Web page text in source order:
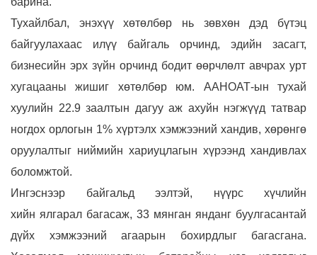
Тухайлбал, энэхүү хөтөлбөр нь зөвхөн дэд бүтэц
байгуулахаас илүү байгаль орчинд, эдийн засагт,
бизнесийн эрх зүйн орчинд бодит өөрчлөлт авчрах урт
хугацааны жишиг хөтөлбөр юм. ААНОАТ-ын тухай
хуулийн 22.9 заалтын дагуу аж ахуйн нэгжүүд татвар
ногдох орлогын 1% хүртэлх хэмжээний хандив, хөрөнгө
оруулалтыг ниймийн хариуцлагын хүрээнд хандивлах
боломжтой.
Ингэснээр байгальд ээлтэй, нүүрс хүчлийн
хийн ялгарал багасаж, 33 мянган янданг буулгасантай
дүйх хэмжээний агаарын бохирдлыг багасгана.